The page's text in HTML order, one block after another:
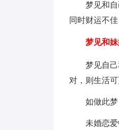
梦见和
同时财运不佳
梦见和妹
梦见自
对，则生活
如做此
未婚恋